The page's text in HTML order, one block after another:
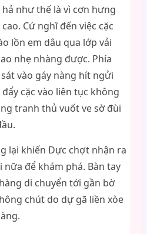
như thế là vì cơn hưng
Cứ nghĩ đến việc cặc
lồn em dâu qua lớp vải
nhẹ nhàng được. Phía
vào gáy nàng hít ngửi
cặc vào liên tục không
tranh thủ vuốt ve sờ đùi
lại khiến Dực chợt nhận ra
để khám phá. Bàn tay
di chuyển tới gần bờ
chút do dự gã liền xòe